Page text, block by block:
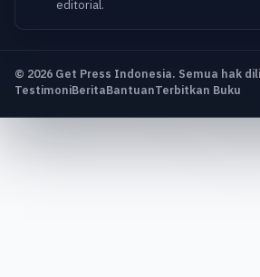
editorial.
© 2026 Get Press Indonesia. Semua hak
TestimoniBeritaBantuanTerbitkan Buku